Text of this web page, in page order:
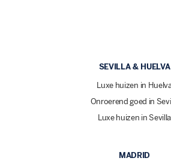
SEVILLA & HUELVA
Luxe huizen in
Onroerend goed in
Luxe huizen in Sevilla
MADRID